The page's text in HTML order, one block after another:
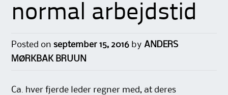
normal arbejdstid
Posted onseptember 15, 2016 by ANDERS
MØRKBAK BRUUN
Ca. hver fjerde leder regner med, at deres